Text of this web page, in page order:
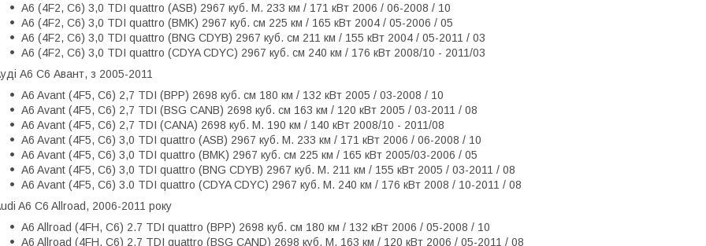
A6 (4F2, C6) 3,0 TDI quattro (ASB) 2967 куб. М. 233 км / 171 кВт 2006 / 06-2008 / 10
A6 (4F2, C6) 3,0 TDI quattro (BMK) 2967 куб. см 225 км / 165 кВт 2004 / 05-2006 / 05
A6 (4F2, C6) 3,0 TDI quattro (BNG CDYB) 2967 куб. см 211 км / 155 кВт 2004 / 05-2011 / 03
A6 (4F2, C6) 3,0 TDI quattro (CDYA CDYC) 2967 куб. см 240 км / 176 кВт 2008/10 - 2011/03
А6 С6 Авант, з 2005-2011
A6 Avant (4F5, C6) 2,7 TDI (BPP) 2698 куб. см 180 км / 132 кВт 2005 / 03-2008 / 10
A6 Avant (4F5, C6) 2,7 TDI (BSG CANB) 2698 куб. см 163 км / 120 кВт 2005 / 03-2011 / 08
A6 Avant (4F5, C6) 2,7 TDI (CANA) 2698 куб. М. 190 км / 140 кВт 2008/10 - 2011/08
A6 Avant (4F5, C6) 3,0 TDI quattro (ASB) 2967 куб. М. 233 км / 171 кВт 2006 / 06-2008 / 10
A6 Avant (4F5, C6) 3,0 TDI quattro (BMK) 2967 куб. см 225 км / 165 кВт 2005/03-2006 / 05
A6 Avant (4F5, C6) 3,0 TDI quattro (BNG CDYB) 2967 куб. М. 211 км / 155 кВт 2005 / 03-2011 / 08
A6 Avant (4F5, C6) 3.0 TDI quattro (CDYA CDYC) 2967 куб. М. 240 км / 176 кВт 2008 / 10-2011 / 08
A6 C6 Allroad, 2006-2011 року
A6 Allroad (4FH, C6) 2.7 TDI quattro (BPP) 2698 куб. см 180 км / 132 кВт 2006 / 05-2008 / 10
A6 Allroad (4FH, C6) 2.7 TDI quattro (BSG CAND) 2698 куб. М. 163 км / 120 кВт 2006 / 05-2011 / 08